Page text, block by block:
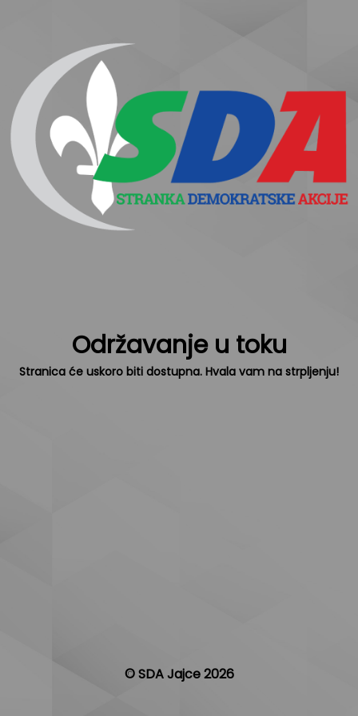
Održavanje u toku
Stranica će uskoro biti dostupna. Hvala vam na strpljenju!
© SDA Jajce 2026